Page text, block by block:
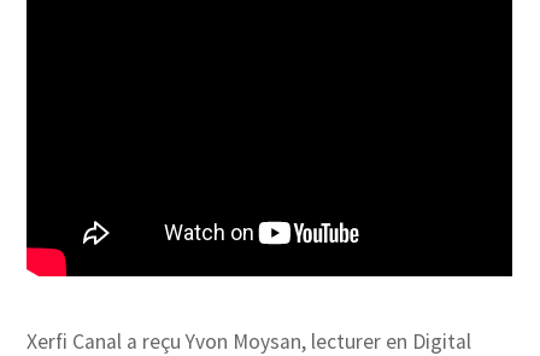
Xerfi Canal a reçu Yvon Moysan, lecturer en Digital